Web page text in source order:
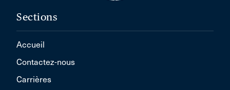
Sections
Accueil
Contactez-nous
Carrières